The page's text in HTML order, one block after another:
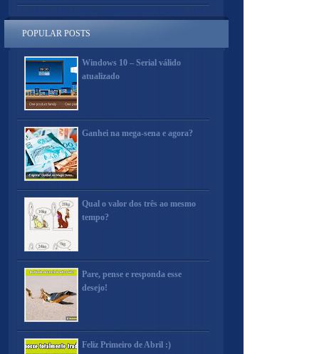
POPULAR POSTS
Windows 10 – Serial válido
atualizado
Ganhei na mega-sena e agora?
Qual o valor dos três ao mesmo
tempo?
Pare, pense e responda esse
desejo!
Feliz Primeiro de Abril :)